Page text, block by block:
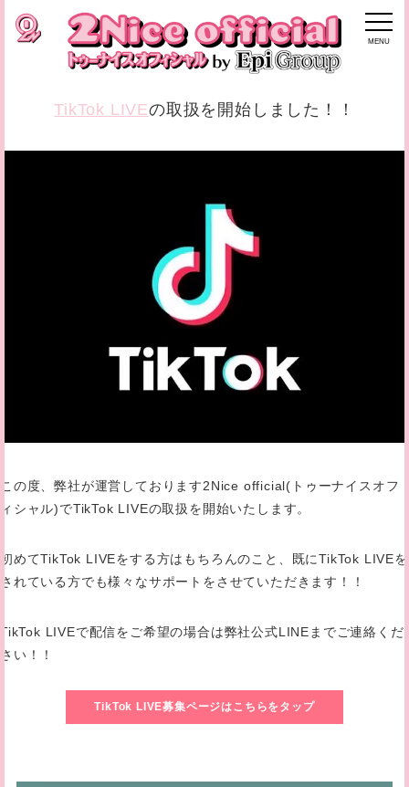
MENU
TikTok LIVEの取扱を開始しました！！
この度、弊社が運営しております2Nice official(トゥーナイスオフ
ィシャル)でTikTok LIVEの取扱を開始いたします。
初めてTikTok LIVEをする方はもちろんのこと、既にTikTok LIVEを
されている方でも様々なサポートをさせていただきます！！
TikTok LIVEで配信をご希望の場合は弊社公式LINEまでご連絡くだ
さい！！
TikTok LIVE募集ページはこちらをタップ